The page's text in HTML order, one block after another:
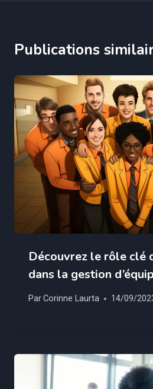
Publications
Découvrez le rôle clé
dans la gestion
ParCorinne Laurta 14/09/